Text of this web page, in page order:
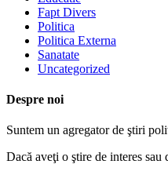
Fapt Divers
Politica
Politica Externa
Sanatate
Uncategorized
Despre noi
Suntem un agregator de ştiri
Dacă aveţi o ştire de interes